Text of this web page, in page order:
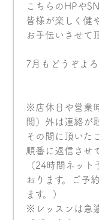
こちらのHPや
皆様が楽しく健
お手伝いさせて
7月もどうぞよ
※店休日や営業
間）外は連絡が
その間に頂いた
順番に返信させ
（24時間ネッ
おります。ご予
ます。）
※レッスンは急